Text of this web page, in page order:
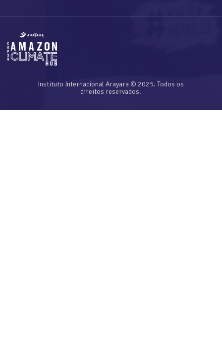
Instituto Internacional Arayara © 2025. Todos os
direitos reservados.